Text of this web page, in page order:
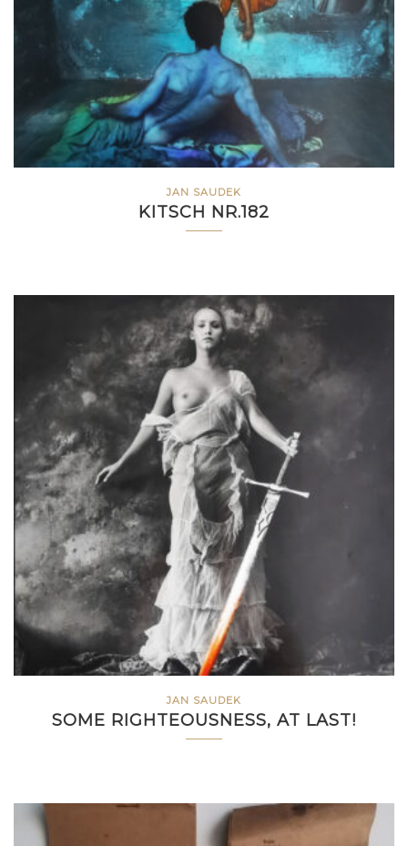
JAN SAUDEK
KITSCH NR.182
JAN SAUDEK
SOME RIGHTEOUSNESS, AT LAST!